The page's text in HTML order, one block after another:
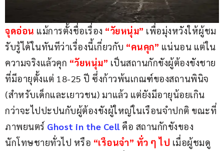
จุดอ่อน แม้การตั้งชื่อเรื่อง “วัยหนุ่ม” เพื่อมุ่งหวังให้ผู้ชม
รับรู้ได้ในทันทีว่าเรื่องนี้เกี่ยวกับ “คนคุก” แน่นอน แต่ใน
ความจริงแล้วคุก “วัยหนุ่ม” เป็นสถานกักขังผู้ต้องขังชาย
ที่มีอายุตั้งแต่ 18-25 ปี ซึ่งก้าวพ้นเกณฑ์ของสถานพินิจ
(สำหรับเด็กและเยาวชน) มาแล้ว แต่ยังมีอายุน้อยเกิน
กว่าจะไปปะปนกับผู้ต้องขังผู้ใหญ่ในเรือนจำปกติ ขณะที่
ภาพยนตร์ Ghost in the Cell คือ สถานกักขังของ
นักโทษชายทั่วไป หรือ “เรือนจำ” ทั่ว ๆ ไป เมื่อผู้ชมดู